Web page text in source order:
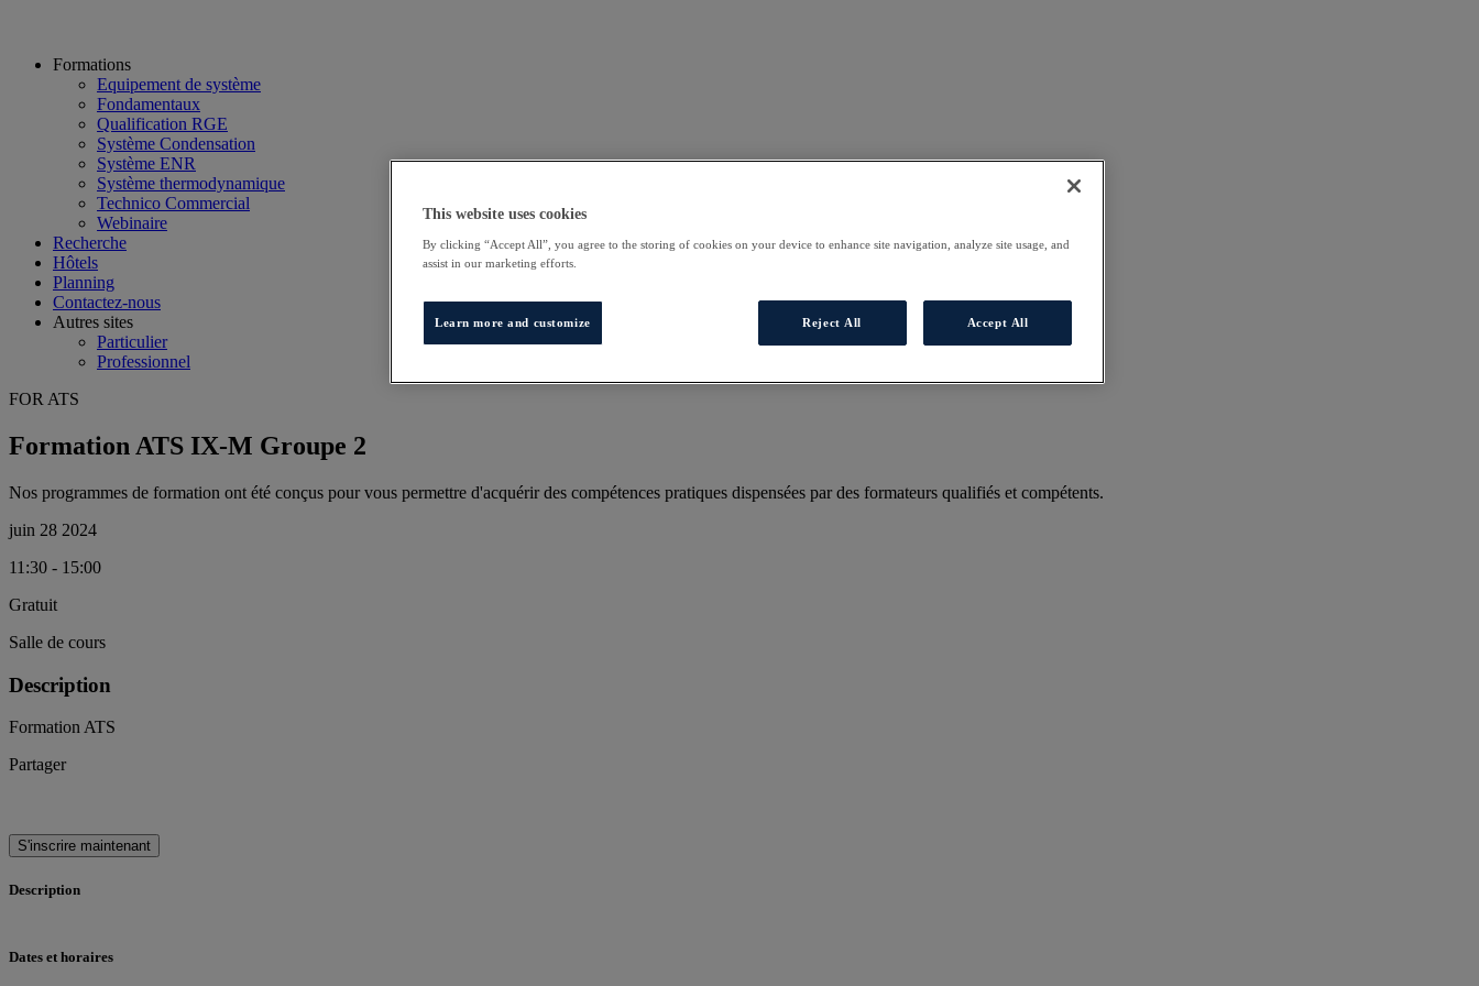
Formations
Equipement de système
Fondamentaux
Qualification RGE
Système Condensation
Système ENR
Système thermodynamique
Technico Commercial
Webinaire
Recherche
Hôtels
Planning
Contactez-nous
Autres sites
Particulier
Professionnel
FOR ATS
Formation ATS IX-M Groupe 2
Nos programmes de formation ont été conçus pour vous permettre d'acquérir des compétences pratiques dispensées par des formateurs qualifiés et compétents.
juin 28 2024
11:30 - 15:00
Gratuit
Salle de cours
Description
Formation ATS
Partager
S'inscrire maintenant
Description
Dates et horaires
This website uses cookies
By clicking “Accept All”, you agree to the storing of cookies on your device to enhance site navigation, analyze site usage, and
assist in our marketing efforts.
Learn more and customize Reject All Accept All